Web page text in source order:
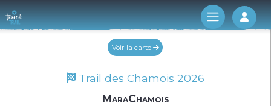
Log
Voir la carte
Trail des Chamois 2026
MaraChamois